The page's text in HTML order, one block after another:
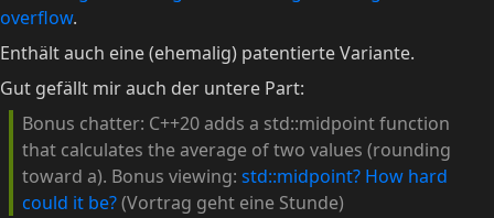
overflow.
Enthält auch eine (ehemalig) patentierte Variante.
Gut gefällt mir auch der untere Part:
Bonus chatter: C++20 adds a std::midpoint function
that calculates the average of two values (rounding
toward a). Bonus viewing: std::midpoint? How hard
could it be?(Vortrag geht eine Stunde)